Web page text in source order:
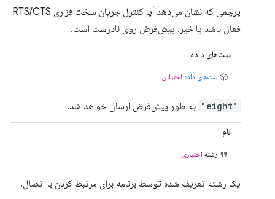
پرچمی که نشان می‌دهد آیا کنترل جریان سخت‌افزاری RTS/CTS
فعال باشد یا خیر. پیش‌فرض روی نادرست است.
بیت‌های داده
بیت‌های داده اختیاری
"eight" به طور پیش‌فرض ارسال خواهد شد.
نام
رشته اختیاری
یک رشته تعریف شده توسط برنامه برای مرتبط کردن با اتصال.